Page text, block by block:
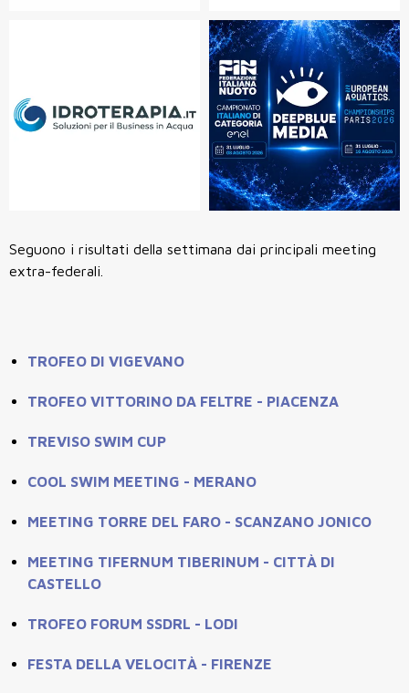
Seguono i risultati della settimana dai principali meeting
extra-federali.
TROFEO DI VIGEVANO
TROFEO VITTORINO DA FELTRE - PIACENZA
TREVISO SWIM CUP
COOL SWIM MEETING - MERANO
MEETING TORRE DEL FARO - SCANZANO JONICO
MEETING TIFERNUM TIBERINUM - CITTÀ DI
CASTELLO
TROFEO FORUM SSDRL - LODI
FESTA DELLA VELOCITÀ - FIRENZE